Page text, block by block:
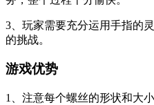
3、玩家需要充分运用手指的
的挑战。
游戏优势
1、注意每个螺丝的形状和大